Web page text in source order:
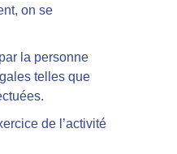
on se
la personne
telles que
de l’activité